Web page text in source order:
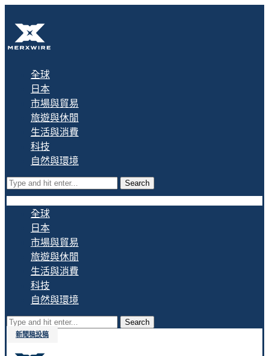
全球
日本
市場與貿易
旅遊與休閒
生活與消費
科技
自然與環境
Search
全球
日本
市場與貿易
旅遊與休閒
生活與消費
科技
自然與環境
Search
新聞稿投稿